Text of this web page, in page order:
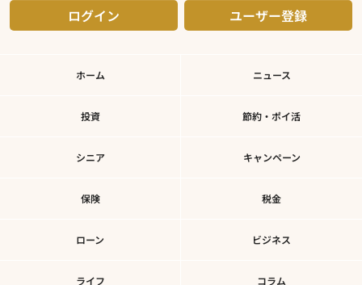
ログイン ユーザー登録
ホーム ニュース
投資 節約・ポイ活
シニア キャンペーン
保険 税金
ローン ビジネス
ライフ コラム